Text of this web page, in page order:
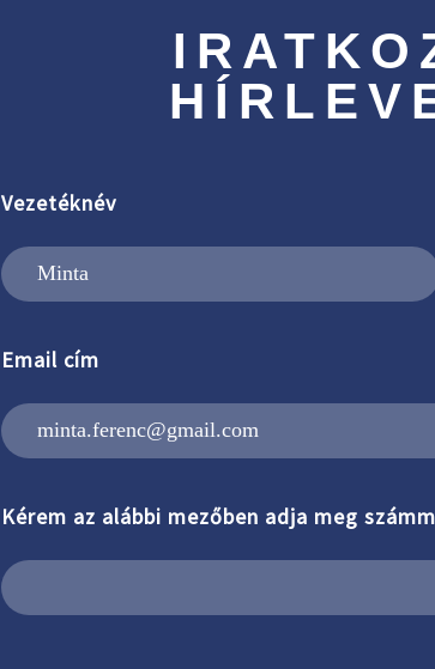
Vezetéknév
Email cím
Kérem az alábbi mezőben adja meg